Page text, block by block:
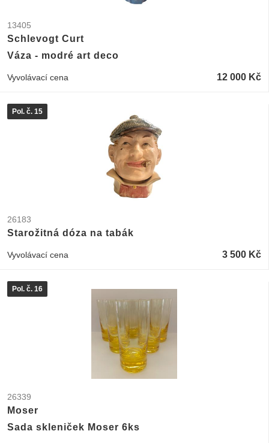
13405
Schlevogt Curt
Váza - modré art deco
Vyvolávací cena 12 000 Kč
Pol. č. 15
26183
Starožitná dóza na tabák
Vyvolávací cena 3 500 Kč
Pol. č. 16
26339
Moser
Sada skleniček Moser 6ks